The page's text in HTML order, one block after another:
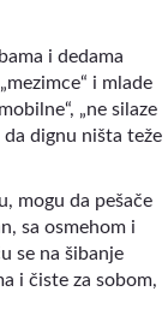
i dedama
i mlade
„ne silaze
da dignu ništa teže
mogu da pešače
sa osmehom i
se na šibanje
i čiste za sobom,